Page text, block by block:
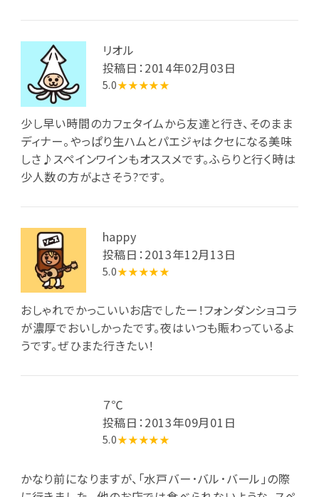
リオル
投稿日：2014年02月03日
5.0★★★★★
少し早い時間のカフェタイムから友達と行き、そのまま
ディナー。やっぱり生ハムとパエジャはクセになる美味
しさ♪スペインワインもオススメです。ふらりと行く時は
少人数の方がよさそう?です。
happy
投稿日：2013年12月13日
5.0★★★★★
おしゃれでかっこいいお店でしたー！フォンダンショコラ
が濃厚でおいしかったです。夜はいつも賑わっているよ
うです。ぜひまた行きたい！
７℃
投稿日：2013年09月01日
5.0★★★★★
かなり前になりますが、「水戸バー･バル･バール」の際